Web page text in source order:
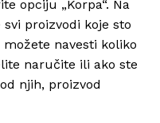
opciju „Korpa“. Na
proizvodi koje sto
navesti koliko
naručite ili ako ste
njih, proizvod